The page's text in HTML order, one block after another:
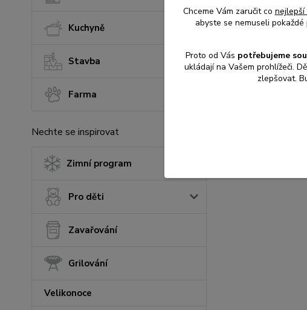
Kuchyně
Stavba
Farma
Nechte se inspirovat
Zimní program
Pro děti
Zavařování
Grilování
Velikonoce
Chceme Vám zaručit co nejlepší
abyste se nemuseli
Proto od Vás potřebujeme
ukládají na Vašem prohlížeči.
zlepšovat.